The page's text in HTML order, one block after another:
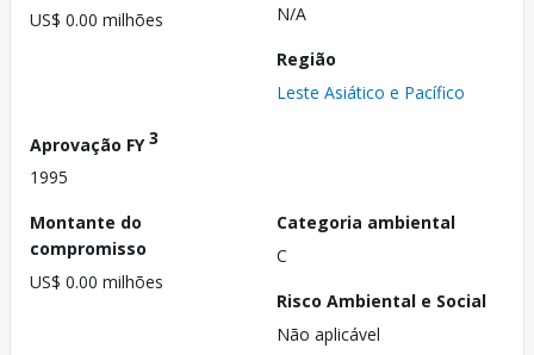
US$ 0.00 milhões
N/A
Região
Leste Asiático e Pacífico
Aprovação FY3
1995
Montante do
compromisso
US$ 0.00 milhões
Categoria ambiental
C
Risco Ambiental e Social
Não aplicável